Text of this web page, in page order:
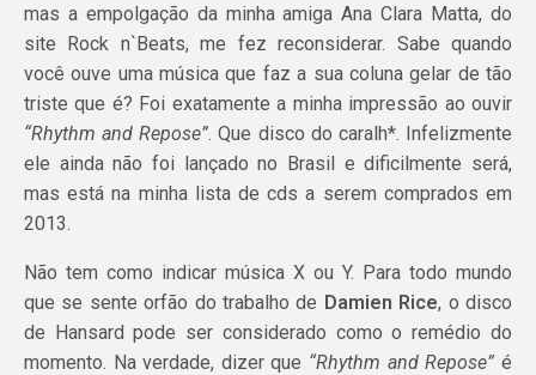
mas a empolgação da minha amiga Ana Clara Matta, do
site Rock n`Beats, me fez reconsiderar. Sabe quando
você ouve uma música que faz a sua coluna gelar de tão
triste que é? Foi exatamente a minha impressão ao ouvir
“Rhythm and Repose”. Que disco do caralh*. Infelizmente
ele ainda não foi lançado no Brasil e dificilmente será,
mas está na minha lista de cds a serem comprados em
2013.
Não tem como indicar música X ou Y. Para todo mundo
que se sente orfão do trabalho de Damien Rice, o disco
de Hansard pode ser considerado como o remédio do
momento. Na verdade, dizer que “Rhythm and Repose” é